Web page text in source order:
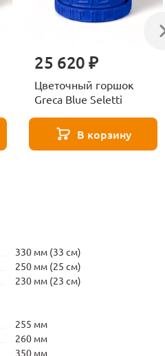
25 620 ₽
Цветочный горшок
Greca Blue Seletti
В корзину
330 мм (33 см)
250 мм (25 см)
230 мм (23 см)
255 мм
260 мм
350 мм